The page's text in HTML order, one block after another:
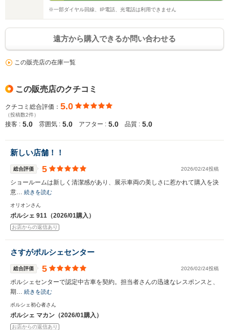
※一部ダイヤル回線、IP電話、光電話は利用できません
遠方から購入できるか問い合わせる
この販売店の在庫一覧
この販売店のクチコミ
クチコミ総合評価： 5.0
（投稿数2件）
接客 : 5.0 雰囲気 : 5.0 アフター : 5.0 品質 : 5.0
新しい店舗！！
総合評価 5 2026/02/24投稿
ショールームは新しく清潔感があり、展示車両の美しさに惹かれて購入を決
意… 続きを読む
オリオンさん
ポルシェ 911（2026/01購入）
お店からの返信あり
さすがポルシェセンター
総合評価 5 2026/02/24投稿
ポルシェセンターで認定中古車を契約。担当者さんの迅速なレスポンスと、
期… 続きを読む
ポルシェ初心者さん
ポルシェ マカン（2026/01購入）
お店からの返信あり